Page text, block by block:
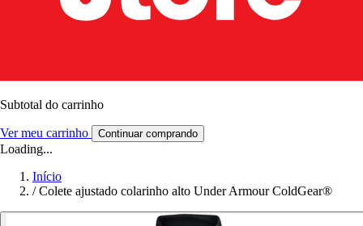
Subtotal do carrinho
Ver meu carrinho Continuar comprando
Loading...
Início
/ Colete ajustado colarinho alto Under Armour ColdGear®